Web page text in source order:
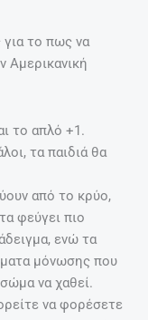
για το πως να
Αμερικανική
το απλό +1.
τα παιδιά θα
από το κρύο,
φεύγει πιο
ενώ τα
μόνωσης που
να χαθεί.
να φορέσετε